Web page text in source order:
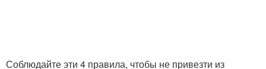
Соблюдайте эти 4 правила, чтобы не привезти из